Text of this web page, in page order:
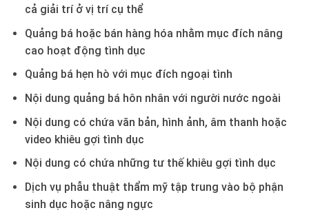
cả giải trí ở vị trí cụ thể
Quảng bá hoặc bán hàng hóa nhằm mục đích nâng
cao hoạt động tình dục
Quảng bá hẹn hò với mục đích ngoại tình
Nội dung quảng bá hôn nhân với người nước ngoài
Nội dung có chứa văn bản, hình ảnh, âm thanh hoặc
video khiêu gợi tình dục
Nội dung có chứa những tư thế khiêu gợi tình dục
Dịch vụ phẫu thuật thẩm mỹ tập trung vào bộ phận
sinh dục hoặc nâng ngực